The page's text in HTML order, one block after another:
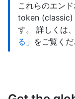
これらのエン
token (classic)
す。 詳しくは
る 」をご覧くだ